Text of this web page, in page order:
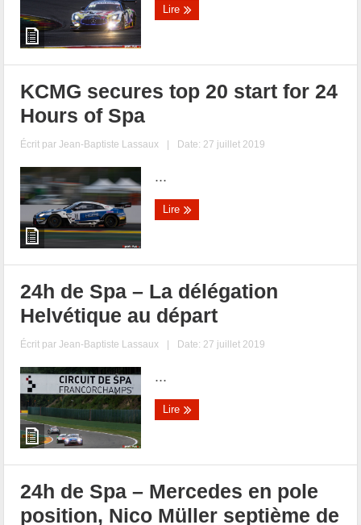
Lire
KCMG secures top 20 start for 24
Hours of Spa
Écrit parJean-Baptiste Lassaux | Date: 27 juillet 2019
...
Lire
24h de Spa – La délégation
Helvétique au départ
Écrit parJean-Baptiste Lassaux | Date: 27 juillet 2019
...
Lire
24h de Spa – Mercedes en pole
position, Nico Müller septième de